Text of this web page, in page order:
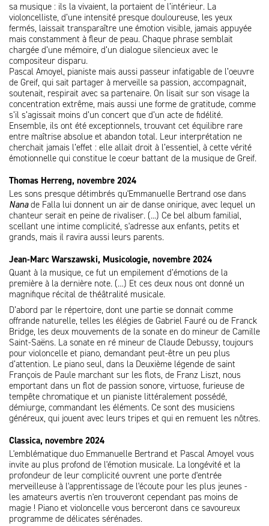
sa musique : ils la vivaient, la portaient de l’intérieur. La
violoncelliste, d’une intensité presque douloureuse, les yeux
fermés, laissait transparaître une émotion visible, jamais appuyée
mais constamment à fleur de peau. Chaque phrase semblait
chargée d’une mémoire, d’un dialogue silencieux avec le
compositeur disparu.
Pascal Amoyel, pianiste mais aussi passeur infatigable de l’oeuvre
de Greif, qui sait partager à merveille sa passion, accompagnait,
soutenait, respirait avec sa partenaire. On lisait sur son visage la
concentration extrême, mais aussi une forme de gratitude, comme
s’il s’agissait moins d’un concert que d’un acte de fidélité.
Ensemble, ils ont été exceptionnels, trouvant cet équilibre rare
entre maîtrise absolue et abandon total. Leur interprétation ne
cherchait jamais l’effet : elle allait droit à l’essentiel, à cette vérité
émotionnelle qui constitue le coeur battant de la musique de Greif.
Thomas Herreng, novembre 2024
Les sons presque détimbrés qu'Emmanuelle Bertrand ose dans
Nanade Falla lui donnent un air de danse onirique, avec lequel un
chanteur serait en peine de rivaliser. (...) Ce bel album familial,
scellant une intime complicité, s'adresse aux enfants, petits et
grands, mais il ravira aussi leurs parents.
Jean-Marc Warszawski, Musicologie, novembre 2024
Quant à la musique, ce fut un empilement d’émotions de la
première à la dernière note. (…) Et ces deux nous ont donné un
magnifique récital de théâtralité musicale.
D’abord par le répertoire, dont une partie se donnait comme
offrande naturelle, telles les élégies de Gabriel Fauré ou de Franck
Bridge, les deux mouvements de la sonate en do mineur de Camille
Saint-Saëns. La sonate en ré mineur de Claude Debussy, toujours
pour violoncelle et piano, demandant peut-être un peu plus
d’attention. Le piano seul, dans la Deuxième légende de saint
François de Paule marchant sur les flots, de Franz Liszt, nous
emportant dans un flot de passion sonore, virtuose, furieuse de
tempête chromatique et un pianiste littéralement possédé,
démiurge, commandant les éléments. Ce sont des musiciens
généreux, qui jouent avec leurs tripes et qui en remuent les nôtres.
Classica, novembre 2024
L'emblématique duo Emmanuelle Bertrand et Pascal Amoyel vous
invite au plus profond de l'émotion musicale. La longévité et la
profondeur de leur complicité ouvrent une porte d'entrée
merveilleuse à l'apprentissage de l'écoute pour les plus jeunes -
les amateurs avertis n'en trouveront cependant pas moins de
magie ! Piano et violoncelle vous berceront dans ce savoureux
programme de délicates sérénades.